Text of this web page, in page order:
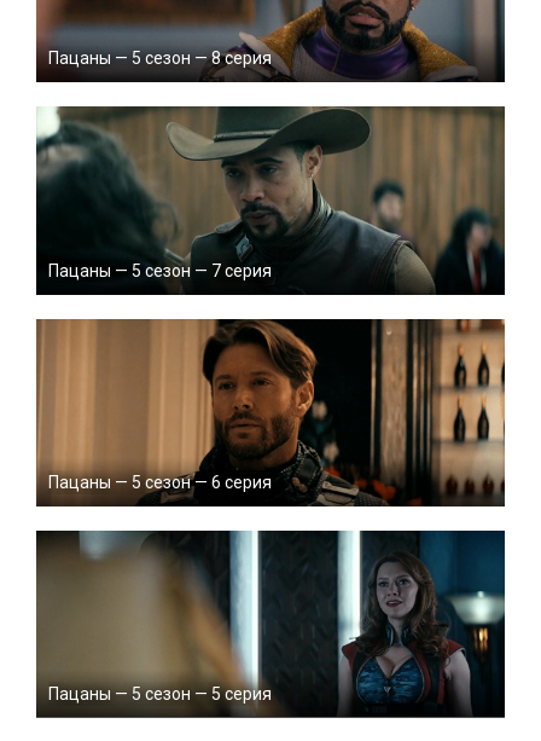
Пацаны — 5 сезон — 8 серия
Пацаны — 5 сезон — 7 серия
Пацаны — 5 сезон — 6 серия
Пацаны — 5 сезон — 5 серия